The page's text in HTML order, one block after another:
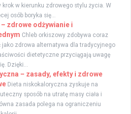
krok w kierunku zdrowego stylu życia. W
osób boryka się...
zdrowe odżywianie i
Chleb orkiszowy zdobywa coraz
jako zdrowa alternatywa dla tradycyjnego
dietetyczne przyciągają uwagę
Dzięki...
– zasady, efekty i zdrowe
Dieta niskokaloryczna zyskuje na
sposób na utratę masy ciała i
zasada polega na ograniczeniu